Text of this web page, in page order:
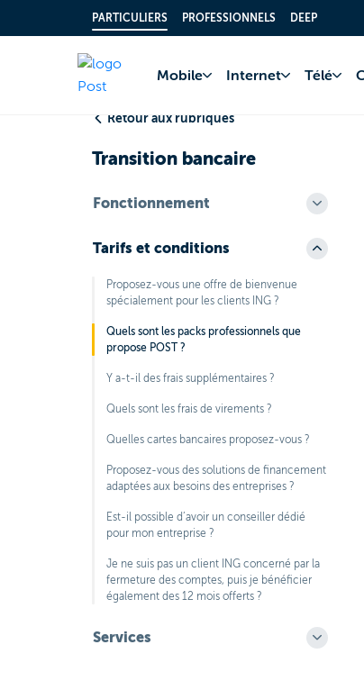
PARTICULIERS PROFESSIONNELS DEEP
Mobile Internet Télé
Retour aux rubriques
Transition bancaire
Fonctionnement
Tarifs et conditions
Proposez-vous une offre de bienvenue
spécialement pour les clients ING ?
Quels sont les packs professionnels que
propose POST ?
Y a-t-il des frais supplémentaires ?
Quels sont les frais de virements ?
Quelles cartes bancaires proposez-vous ?
Proposez-vous des solutions de financement
adaptées aux besoins des entreprises ?
Est-il possible d’avoir un conseiller dédié
pour mon entreprise ?
Je ne suis pas un client ING concerné par la
fermeture des comptes, puis je bénéficier
également des 12 mois offerts ?
Services